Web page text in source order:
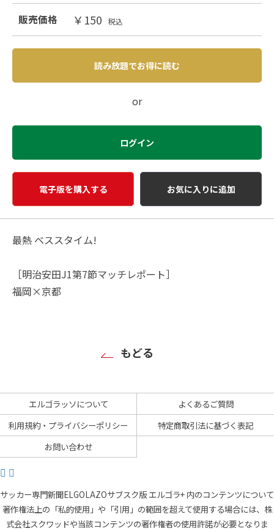
販売価格 ￥150 税込
読み放題でお得に読む
or
ログイン
電子版を購入する お気に入りに追加
最熱 ベススタイム!
［明治安田J1第7節マッチレポート］
福岡×京都
もどる
エルゴラッソについて
よくあるご質問
利用規約・プライバシーポリシー
特定商取引法に基づく表記
お問い合わせ
サッカー専門新聞ELGOLAZOサブスク版 エルゴラ+ 内のコンテンツについて
著作権法上の「私的使用」や「引用」の範囲を超えて使用する場合には、株
式会社スクワッドや当該コンテンツの著作権者の使用許諾が必要となりま